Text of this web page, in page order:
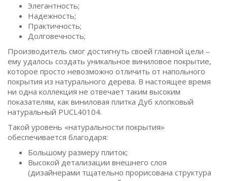
Элегантность;
Надежность;
Практичность;
Долговечность;
Производитель смог достигнуть своей главной цели –
ему удалось создать уникальное виниловое покрытие,
которое просто невозможно отличить от напольного
покрытия из натурального дерева. В настоящее время
ни одна коллекция не отвечает таким высоким
показателям, как виниловая плитка Дуб хлопковый
натуральный PUCL40104.
Такой уровень «натуральности покрытия»
обеспечивается благодаря:
Большому размеру плиток;
Высокой детализации внешнего слоя
(дизайнерами тщательно прорисована структура